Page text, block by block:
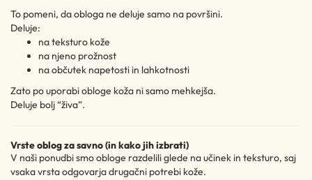
To pomeni, da obloga ne deluje samo na površini.
Deluje:
na teksturo kože
na njeno prožnost
na občutek napetosti in lahkotnosti
Zato po uporabi obloge koža ni samo mehkejša.
Deluje bolj “živa”.
Vrste oblog za savno (in kako jih izbrati)
V naši ponudbi smo obloge razdelili glede na učinek in teksturo, saj
vsaka vrsta odgovarja drugačni potrebi kože.